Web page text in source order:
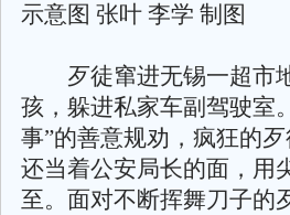
示意图 张叶 李学 制图
歹徒窜进无锡一超市地
孩，躲进私家车副驾驶室
事”的善意规劝，疯狂的
还当着公安局长的面，用
至。面对不断挥舞刀子的